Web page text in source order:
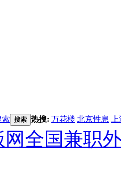
索 搜索 热搜: 万花楼 北京性息
网全国兼职